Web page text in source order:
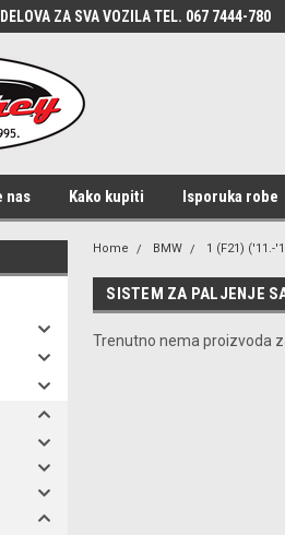
ZA SVA VOZILA TEL. 067 7444-780
nas Kako kupiti Isporuka robe
Home BMW 1 (F21) ('11.-
SISTEM ZA PALJENJE
Trenutno nema proizvoda